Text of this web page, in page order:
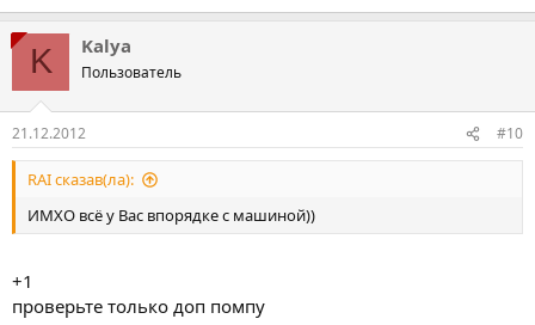
K Kalya
Пользователь
21.12.2012 #10
RAI сказав(ла):
ИМХО всё у Вас впорядке с машиной))
+1
проверьте только доп помпу